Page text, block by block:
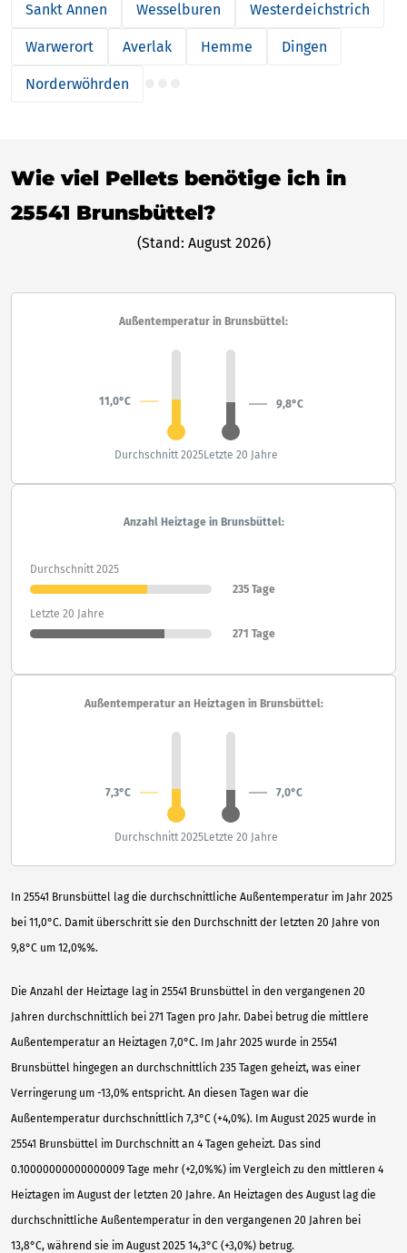
Sankt Annen Wesselburen Westerdeichstrich
Warwerort Averlak Hemme Dingen
Norderwöhrden
Wie viel Pellets benötige ich in
25541 Brunsbüttel?
(Stand: August 2026)
In 25541 Brunsbüttel lag die durchschnittliche Außentemperatur im Jahr 2025
bei 11,0°C. Damit überschritt sie den Durchschnitt der letzten 20 Jahre von
9,8°C um 12,0%%.
Die Anzahl der Heiztage lag in 25541 Brunsbüttel in den vergangenen 20
Jahren durchschnittlich bei 271 Tagen pro Jahr. Dabei betrug die mittlere
Außentemperatur an Heiztagen 7,0°C. Im Jahr 2025 wurde in 25541
Brunsbüttel hingegen an durchschnittlich 235 Tagen geheizt, was einer
Verringerung um -13,0% entspricht. An diesen Tagen war die
Außentemperatur durchschnittlich 7,3°C (+4,0%). Im August 2025 wurde in
25541 Brunsbüttel im Durchschnitt an 4 Tagen geheizt. Das sind
0.10000000000000009 Tage mehr (+2,0%%) im Vergleich zu den mittleren 4
Heiztagen im August der letzten 20 Jahre. An Heiztagen des August lag die
durchschnittliche Außentemperatur in den vergangenen 20 Jahren bei
13,8°C, während sie im August 2025 14,3°C (+3,0%) betrug.
Außentemperatur in Brunsbüttel:
11,0°C 9,8°C
Durchschnitt 2025Letzte 20 Jahre
Anzahl Heiztage in Brunsbüttel:
Durchschnitt 2025
235 Tage
Letzte 20 Jahre
271 Tage
Außentemperatur an Heiztagen in Brunsbüttel:
7,3°C 7,0°C
Durchschnitt 2025Letzte 20 Jahre